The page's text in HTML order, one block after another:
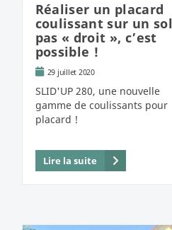
Réaliser un placard
coulissant sur un sol
pas « droit », c’est
possible !
29 juillet 2020
SLID'UP 280, une nouvelle
gamme de coulissants pour
placard !
Lire la suite